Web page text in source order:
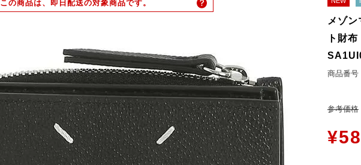
悪質サイトへのご注意
マイページ
ログイン
会員登録
会員ランクについて
お気に入り
この商品は、即日配送の対象商品です。
メゾ
ト財
商品番号
参考価格
¥